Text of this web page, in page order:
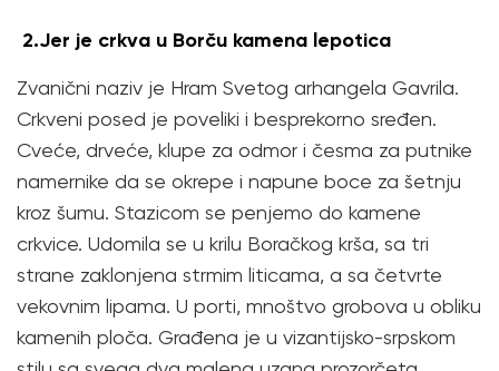
2.Jer je crkva u Borču kamena lepotica
Zvanični naziv je Hram Svetog arhangela Gavrila.
Crkveni posed je poveliki i besprekorno sređen.
Cveće, drveće, klupe za odmor i česma za putnike
namernike da se okrepe i napune boce za šetnju
kroz šumu. Stazicom se penjemo do kamene
crkvice. Udomila se u krilu Boračkog krša, sa tri
strane zaklonjena strmim liticama, a sa četvrte
vekovnim lipama. U porti, mnoštvo grobova u obliku
kamenih ploča. Građena je u vizantijsko-srpskom